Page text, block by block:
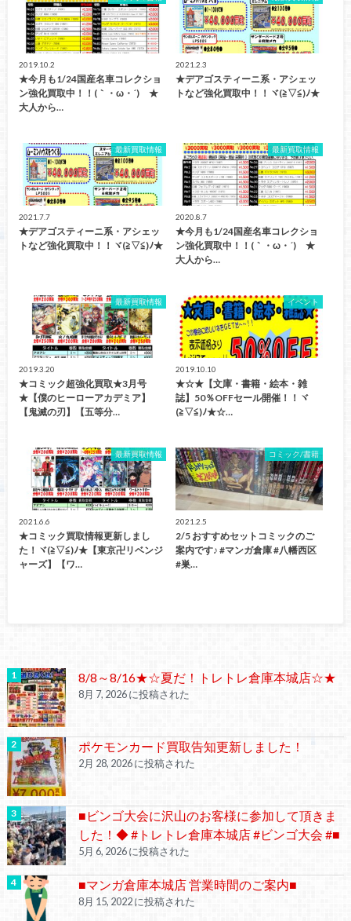
2019.10.2
★今月も1/24国産名車コレクショ
ン強化買取中！！(｀・ω・´)ゞ★
大人から…
2021.2.3
★デアゴスティーニ系・アシェッ
トなど強化買取中！！ヾ(≧▽≦)ﾉ★
最新買取情報
2021.7.7
★デアゴスティーニ系・アシェッ
トなど強化買取中！！ヾ(≧▽≦)ﾉ★
最新買取情報
2020.8.7
★今月も1/24国産名車コレクショ
ン強化買取中！！(｀・ω・´)ゞ★
大人から…
最新買取情報
2019.3.20
★コミック超強化買取★3月号
★【僕のヒーローアカデミア】
【鬼滅の刃】【五等分…
イベント
2019.10.10
★☆★【文庫・書籍・絵本・雑
誌】50％OFFセール開催！！ヾ
(≧▽≦)ﾉ★☆…
最新買取情報
2021.6.6
★コミック買取情報更新しまし
た！ヾ(≧▽≦)ﾉ★【東京卍リベンジ
ャーズ】【ワ…
コミック/書籍
2021.2.5
2/5 おすすめセットコミックのご
案内です♪ #マンガ倉庫 #八幡西区
#巣…
8/8～8/16★☆夏だ！トレトレ倉庫本城店☆★
8月 7, 2026 に投稿された
ポケモンカード買取告知更新しました！
2月 28, 2026 に投稿された
■ビンゴ大会に沢山のお客様に参加して頂きま
した！◆ #トレトレ倉庫本城店 #ビンゴ大会 #■
5月 6, 2026 に投稿された
■マンガ倉庫本城店 営業時間のご案内■
8月 15, 2022 に投稿された